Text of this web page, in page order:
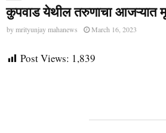
कुपवाड येथील तरुणाचा आजऱ्यात
by mrityunjay mahanews March 16, 2023
Post Views: 1,839